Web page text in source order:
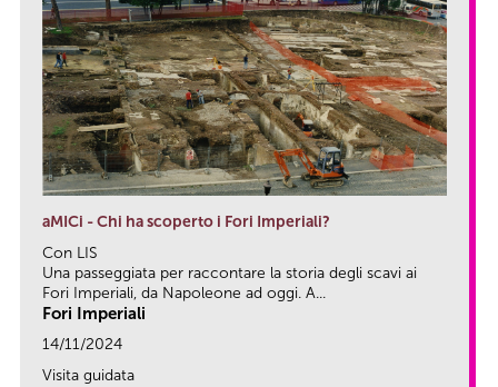
aMICi - Chi ha scoperto i Fori Imperiali?
Con LIS
Una passeggiata per raccontare la storia degli scavi ai
Fori Imperiali, da Napoleone ad oggi. A...
Fori Imperiali
14/11/2024
Visita guidata